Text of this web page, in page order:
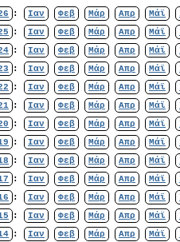
: Ιαν Φεβ Μάρ Απρ Μάϊ
: Ιαν Φεβ Μάρ Απρ Μάϊ
: Ιαν Φεβ Μάρ Απρ Μάϊ
: Ιαν Φεβ Μάρ Απρ Μάϊ
: Ιαν Φεβ Μάρ Απρ Μάϊ
: Ιαν Φεβ Μάρ Απρ Μάϊ
: Ιαν Φεβ Μάρ Απρ Μάϊ
: Ιαν Φεβ Μάρ Απρ Μάϊ
: Ιαν Φεβ Μάρ Απρ Μάϊ
: Ιαν Φεβ Μάρ Απρ Μάϊ
: Ιαν Φεβ Μάρ Απρ Μάϊ
: Ιαν Φεβ Μάρ Απρ Μάϊ
: Ιαν Φεβ Μάρ Απρ Μάϊ